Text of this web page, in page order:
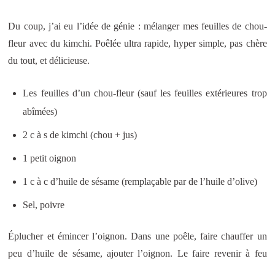
Du coup, j’ai eu l’idée de génie : mélanger mes feuilles de chou-
fleur avec du kimchi. Poêlée ultra rapide, hyper simple, pas chère
du tout, et délicieuse.
Les feuilles d’un chou-fleur (sauf les feuilles extérieures trop
abîmées)
2 c à s de kimchi (chou + jus)
1 petit oignon
1 c à c d’huile de sésame (remplaçable par de l’huile d’olive)
Sel, poivre
Éplucher et émincer l’oignon. Dans une poêle, faire chauffer un
peu d’huile de sésame, ajouter l’oignon. Le faire revenir à feu